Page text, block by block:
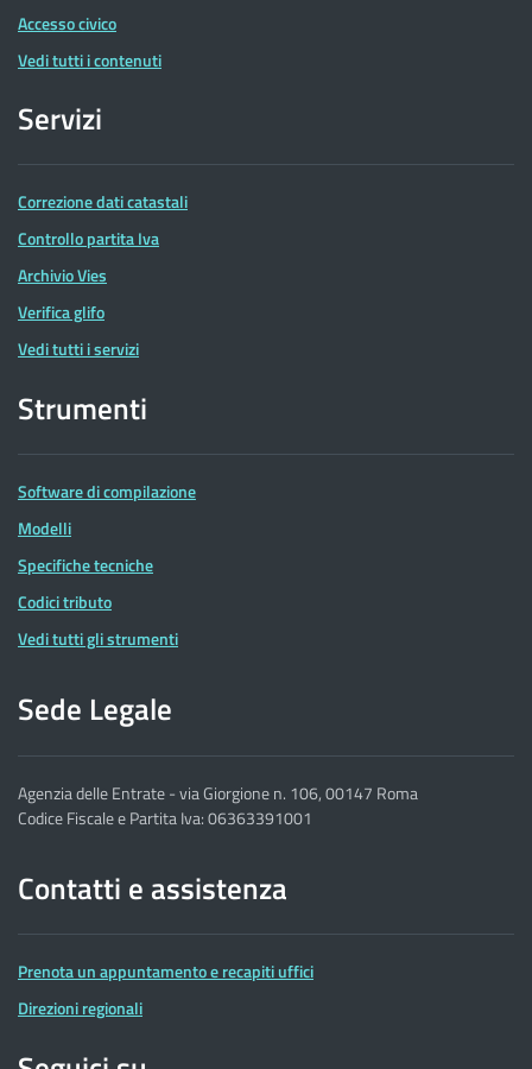
Accesso civico
Vedi tutti i contenuti
Servizi
Correzione dati catastali
Controllo partita Iva
Archivio Vies
Verifica glifo
Vedi tutti i servizi
Strumenti
Software di compilazione
Modelli
Specifiche tecniche
Codici tributo
Vedi tutti gli strumenti
Sede Legale
Agenzia delle Entrate - via Giorgione n. 106, 00147 Roma
Codice Fiscale e Partita Iva: 06363391001
Contatti e assistenza
Prenota un appuntamento e recapiti uffici
Direzioni regionali